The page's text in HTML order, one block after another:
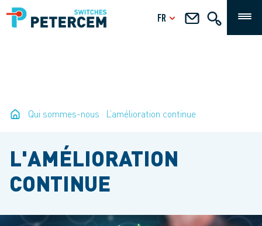
FR
Qui sommes-nous L’amélioration continue
L'AMÉLIORATION
CONTINUE